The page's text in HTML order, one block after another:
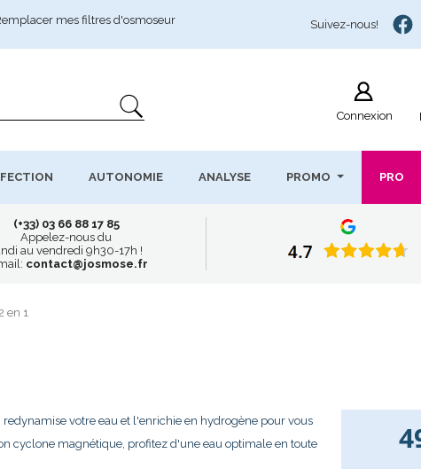
mes filtresd'osmoseur Suivez-nous!
Connexion
AUTONOMIE ANALYSE PROMO PRO
(+33) 03 66 88 17 85
Appelez-nous du
au vendredi 9h30-17h !
contact@josmose.fr
en 1
redynamise votre eau et l'enrichie en hydrogène pour vous
cyclone magnétique, profitez d'une eau optimale en toute